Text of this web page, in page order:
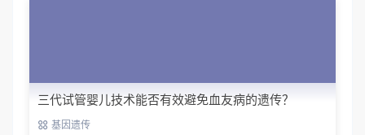
三代试管婴儿技术能否有效避免血友病的遗传？
基因遗传